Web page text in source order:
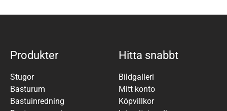
Produkter
Stugor
Basturum
Bastuinredning
Hitta snabbt
Bildgalleri
Mitt konto
Köpvillkor